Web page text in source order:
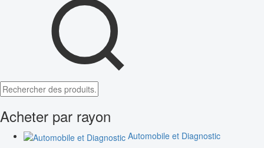
Acheter par rayon
Automobile et Diagnostic